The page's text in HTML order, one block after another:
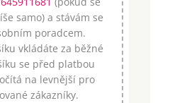
samo) a stávám se
poradcem.
vkládáte za běžné
se před platbou
na levnější pro
zákazníky.